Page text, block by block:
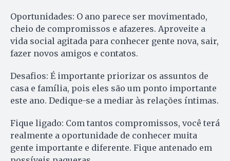
Oportunidades: O ano parece ser movimentado,
cheio de compromissos e afazeres. Aproveite a
vida social agitada para conhecer gente nova, sair,
fazer novos amigos e contatos.
Desafios: É importante priorizar os assuntos de
casa e família, pois eles são um ponto importante
este ano. Dedique-se a mediar às relações íntimas.
Fique ligado: Com tantos compromissos, você terá
realmente a oportunidade de conhecer muita
gente importante e diferente. Fique antenado em